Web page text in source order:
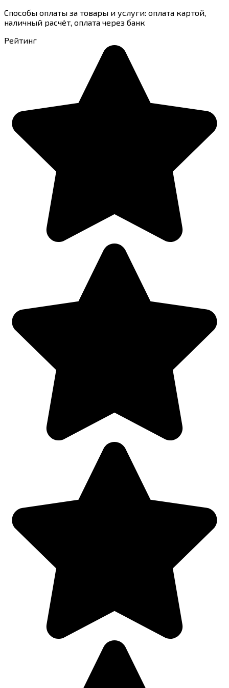
Способы оплаты за товары и услуги: оплата картой,
наличный расчёт, оплата через банк
Рейтинг